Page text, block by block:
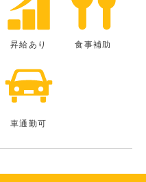
昇給あり 食事補助
車通勤可